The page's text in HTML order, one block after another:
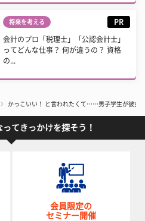
将来を考える PR
会計のプロ「税理士」「公認会計士」
ってどんな仕事？ 何が違うの？ 資格
の...
かっこいい！ と言われたくて……男子学生が彼女
てきっかけを探そう！
会員限定の
セミナー開催